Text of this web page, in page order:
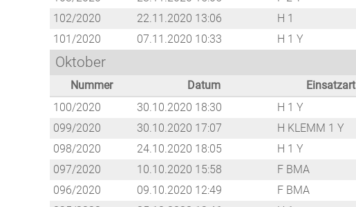
102/2020
22.11.2020 13:06 H 1
101/2020
07.11.2020 10:33 H 1 Y
Oktober
Nummer Datum Einsatzart
100/2020
30.10.2020 18:30 H 1 Y
099/2020
30.10.2020 17:07 H KLEMM 1 Y
098/2020
24.10.2020 18:05 H 1 Y
097/2020
10.10.2020 15:58 F BMA
096/2020
09.10.2020 12:49 F BMA